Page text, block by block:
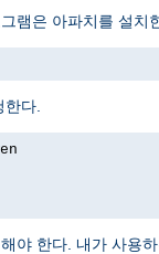
램은 아파치를 설치
다.
야 한다. 내가 사용